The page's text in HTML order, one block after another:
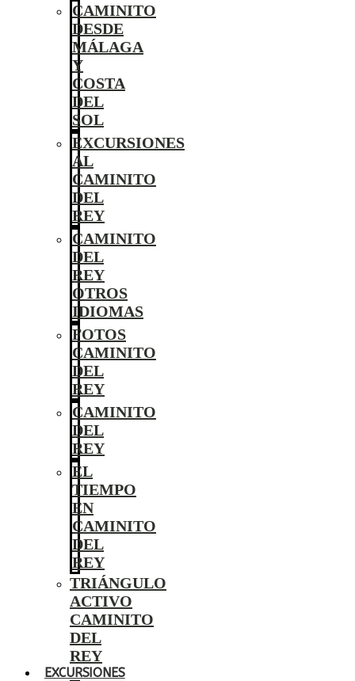
CAMINITO
DESDE
MÁLAGA
Y
COSTA
DEL
SOL
EXCURSIONES
AL
CAMINITO
DEL
REY
CAMINITO
DEL
REY
OTROS
IDIOMAS
FOTOS
CAMINITO
DEL
REY
CAMINITO
DEL
REY
EL
TIEMPO
EN
CAMINITO
DEL
REY
TRIÁNGULO
ACTIVO
CAMINITO
DEL
REY
EXCURSIONES